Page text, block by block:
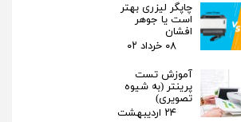
چاپگر لیزری بهتر
است یا جوهر
افشان
۰۸ خرداد ۰۲
آموزش تست
پرینتر (به شیوه
تصویری)
۲۴ اردیبهشت